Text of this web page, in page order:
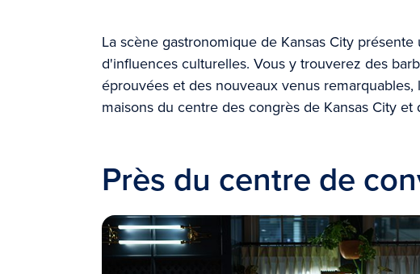
La scène gastronomique de Kansas City
d'influences culturelles. Vous y trouverez des
éprouvées et des nouveaux venus
maisons du centre des congrès de Kansas City
Près du centre de